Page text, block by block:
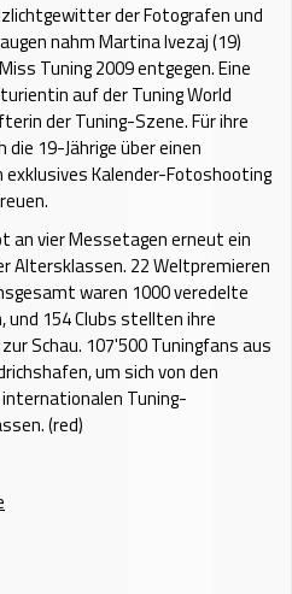
der Fotografen und
nahm Martina Ivezaj (19)
Tuning 2009 entgegen. Eine
auf der Tuning World
der Tuning-Szene. Für ihre
19-Jährige über einen
exklusives Kalender-Fotoshooting
an vier Messetagen erneut ein
Altersklassen. 22 Welt­premieren
waren 1000 veredelte
und 154 Clubs stellten ihre
Schau. 107'500 Tuningfans aus
um sich von den
Tuning-
(red)